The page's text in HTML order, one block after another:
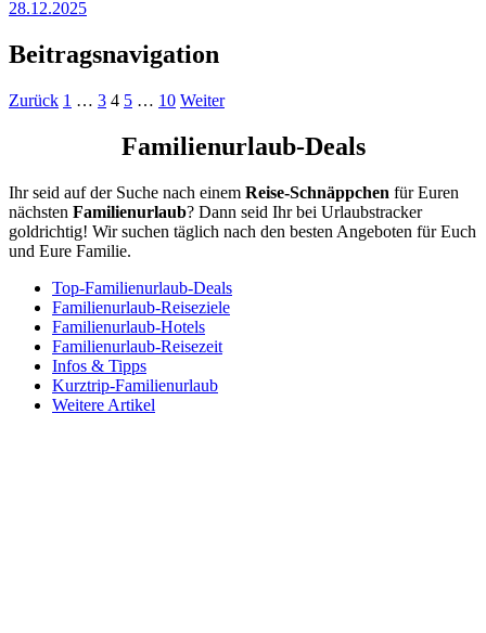
28.12.2025
Beitragsnavigation
Zurück 1 … 3 4 5 … 10 Weiter
Familienurlaub-Deals
Ihr seid auf der Suche nach einem Reise-Schnäppchen für Euren
nächsten Familienurlaub? Dann seid Ihr bei Urlaubstracker
goldrichtig! Wir suchen täglich nach den besten Angeboten für Euch
und Eure Familie.
Top-Familienurlaub-Deals
Familienurlaub-Reiseziele
Familienurlaub-Hotels
Familienurlaub-Reisezeit
Infos & Tipps
Kurztrip-Familienurlaub
Weitere Artikel